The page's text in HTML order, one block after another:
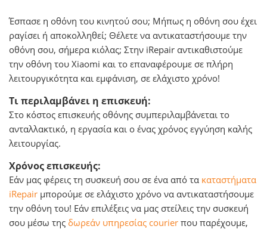
Έσπασε η οθόνη του κινητού σου; Μήπως η οθόνη σου έχει
ραγίσει ή αποκολληθεί; Θέλετε να αντικαταστήσουμε την
οθόνη σου, σήμερα κιόλας; Στην iRepair αντικαθιστούμε
την οθόνη του Xiaomi και το επαναφέρουμε σε πλήρη
λειτουργικότητα και εμφάνιση, σε ελάχιστο χρόνο!
Τι περιλαμβάνει η επισκευή:
Στο κόστος επισκευής οθόνης συμπεριλαμβάνεται το
ανταλλακτικό, η εργασία και o ένας χρόνος εγγύηση καλής
λειτουργίας.
Χρόνος επισκευής:
Εάν μας φέρεις τη συσκευή σου σε ένα από τα καταστήματα
iRepair μπορούμε σε ελάχιστο χρόνο να αντικαταστήσουμε
την οθόνη του! Εάν επιλέξεις να μας στείλεις την συσκευή
σου μέσω της δωρεάν υπηρεσίας courier που παρέχουμε,